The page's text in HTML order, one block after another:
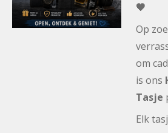
🖤
Op
om
is ons
Tasje
Elk